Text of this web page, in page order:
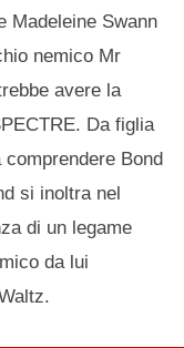
Madeleine Swann
nemico Mr
avere la
Da figlia
Bond
si inoltra nel
di un legame
da lui